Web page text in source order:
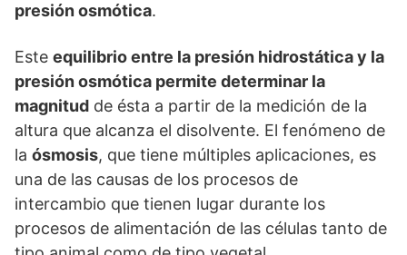
presión osmótica.
Este equilibrio entre la presión hidrostática y la
presión osmótica permite determinar la
magnitud de ésta a partir de la medición de la
altura que alcanza el disolvente. El fenómeno de
la ósmosis, que tiene múltiples aplicaciones, es
una de las causas de los procesos de
intercambio que tienen lugar durante los
procesos de alimentación de las células tanto de